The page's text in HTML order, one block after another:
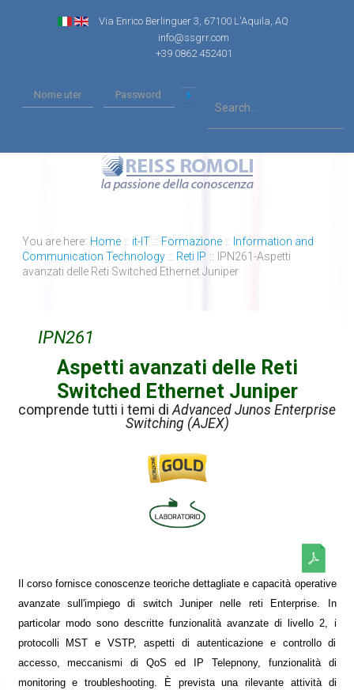
Via Enrico Berlinguer 3, 67100 L'Aquila, AQ
info@ssgrr.com
+39 0862 452401
You are here: Home :: it-IT :: Formazione :: Information and
Communication Technology :: Reti IP ::
IPN261-Aspetti
avanzati delle Reti Switched Ethernet Juniper
IPN261
Aspetti avanzati delle Reti
Switched Ethernet Juniper
comprende tutti i temi di Advanced Junos Enterprise
Switching (AJEX)
Il corso fornisce conoscenze teoriche dettagliate e capacità operative
avanzate sull'impiego di switch Juniper nelle reti Enterprise. In
particolar modo sono descritte funzionalità avanzate di livello 2, i
protocolli MST e VSTP, aspetti di autenticazione e controllo di
accesso, meccanismi di QoS ed IP Telepnony, funzionalità di
monitoring e troubleshooting. È prevista una rilevante attività di